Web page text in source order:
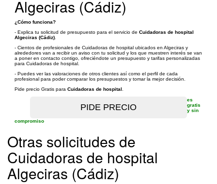
Algeciras (Cádiz)
¿Cómo funciona?
- Explica tu solicitud de presupuesto para el servicio de Cuidadoras de hospital
Algeciras (Cádiz)
- Cientos de profesionales de Cuidadoras de hospital ubicados en Algeciras y
alrededores van a recibir un aviso con tu solicitud y los que muestren interés se van
a poner en contacto contigo, ofreciéndote un presupuesto y tarifas personalizadas
para Cuidadoras de hospital.
- Puedes ver las valoraciones de otros clientes así como el perfil de cada
profesional para poder comparar los presupuestos y tomar la mejor decisión.
Pide precio Gratis para Cuidadoras de hospital
es
gratis
y sin
compromiso
Otras solicitudes de
Cuidadoras de hospital
Algeciras (Cádiz)